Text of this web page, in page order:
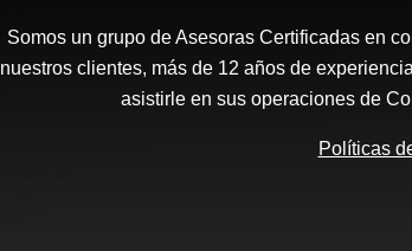
Somos un grupo de Asesoras Certificadas en
nuestros clientes, más de 12 años de
asistirle en sus operaciones de
Políticas